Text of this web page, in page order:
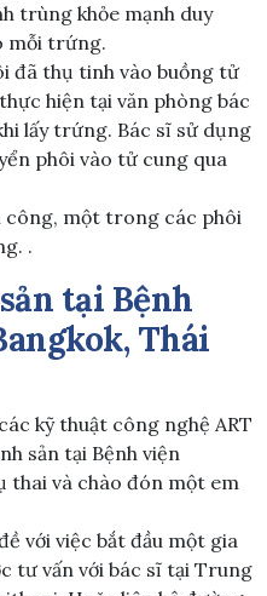
trùng khỏe mạnh duy
mỗi trứng.
đã thụ tinh vào buồng tử
hiện tại văn phòng bác
lấy trứng. Bác sĩ sử dụng
phôi vào tử cung qua
công, một trong các phôi
.
tại Bệnh
Thái
kỹ thuật công nghệ ART
sản tại Bệnh viện
thai và chào đón một em
với việc bắt đầu một gia
tư vấn với bác sĩ tại Trung